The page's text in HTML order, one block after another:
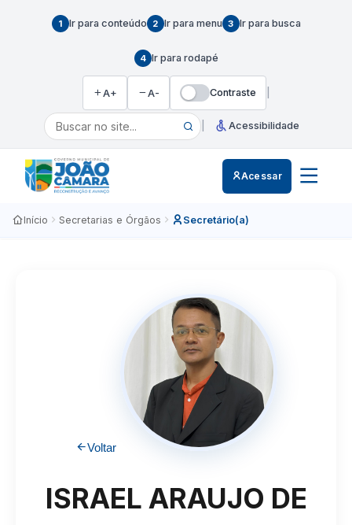
1 Ir para conteúdo 2 Ir para menu 3 Ir para busca
4 Ir para rodapé
A+ A- Contraste
| Acessibilidade
Acessar
Início Secretarias e Órgãos Secretário(a)
Voltar
ISRAEL ARAUJO DE